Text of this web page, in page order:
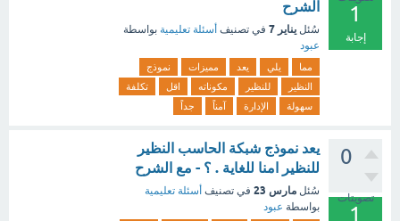
1
إجابة
الشرح
سُئل يناير 7 في تصنيف أسئلة تعليمية بواسطة
عبود
مما يلي يعد مميزات
نموذج
النظير
للنظير مكوناته اقل
تكلفة
سهولة
الإدارة آمناً جداً
0
تصويتات
1
يعد نموذج شبكة الحاسب النظير
للنظير امنا للغاية . ؟ - مع الشرح
سُئل مارس 23 في تصنيف أسئلة تعليمية
بواسطة عبود